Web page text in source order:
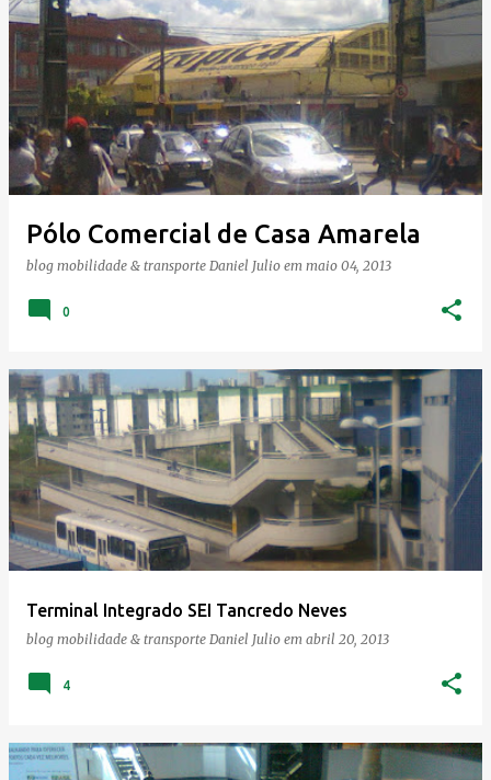
Pólo Comercial de Casa Amarela
blog mobilidade & transporte Daniel Julio em maio 04, 2013
0
Terminal Integrado SEI Tancredo Neves
blog mobilidade & transporte Daniel Julio em abril 20, 2013
4